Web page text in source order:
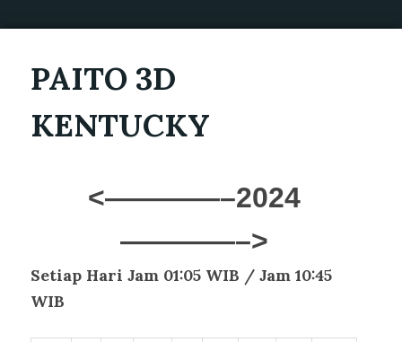
PAITO 3D
KENTUCKY
<————–2024
————–>
Setiap Hari Jam 01:05 WIB / Jam 10:45
WIB